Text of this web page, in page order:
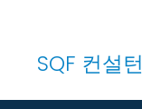
SQF 컨설